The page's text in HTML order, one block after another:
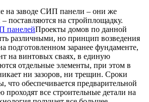
на заводе СИП панели – они же
поставляются на стройплощадку.
Проекты домов по данной
различными, но принцип возведения
подготовленном заранее фундаменте,
на винтовых сваях, в единую
отдельные элементы, при этом в
ни зазоров, ни трещин. Сроки
обеспечивается предварительной
проходят все строительные детали на